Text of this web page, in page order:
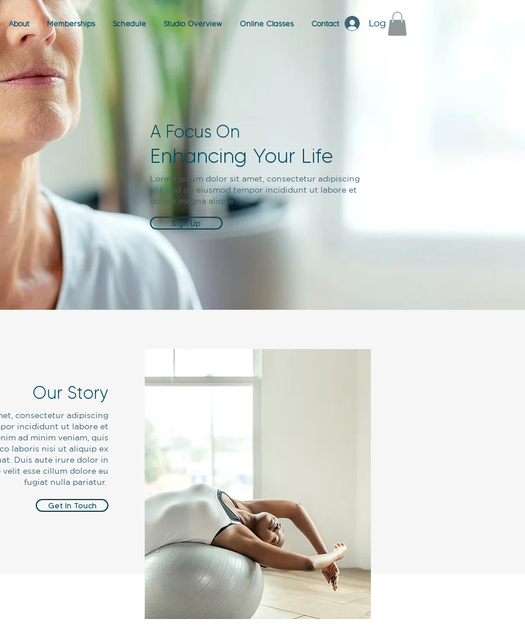
About Memberships Schedule Studio Overview Online Classes Contact Log In
A Focus On
Enhancing Your Life
Lorem ipsum dolor sit amet, consectetur adipiscing
elit, sed do eiusmod tempor incididunt ut labore et
dolore magna aliqua.
Sign Up
Our Story
consectetur adipiscing
incididunt ut labore et
ad minim veniam, quis
laboris nisi ut aliquip ex
Duis aute irure dolor in
esse cillum dolore eu
fugiat nulla pariatur.
Get In Touch